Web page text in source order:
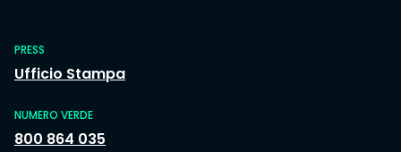
PRESS
Ufficio Stampa
NUMERO VERDE
800 864 035